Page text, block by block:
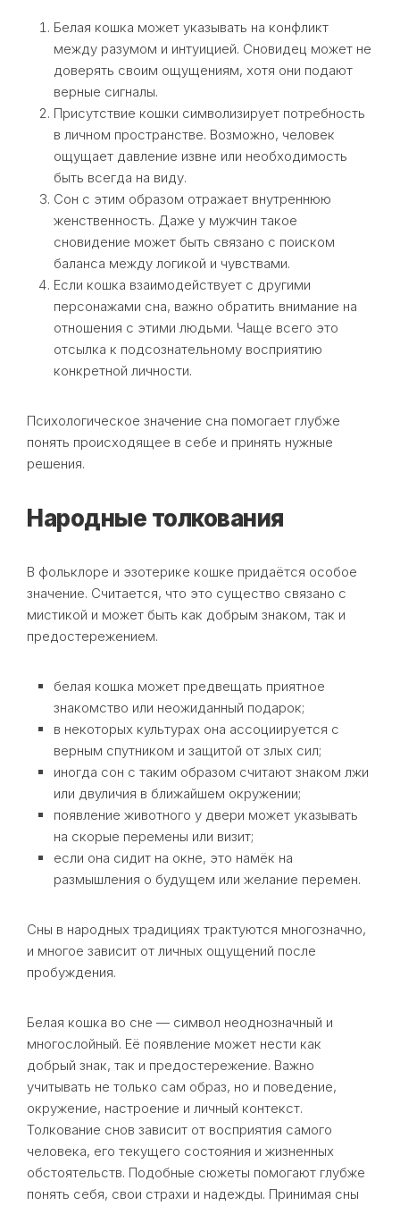
Белая кошка может указывать на конфликт
между разумом и интуицией. Сновидец может не
доверять своим ощущениям, хотя они подают
верные сигналы.
Присутствие кошки символизирует потребность
в личном пространстве. Возможно, человек
ощущает давление извне или необходимость
быть всегда на виду.
Сон с этим образом отражает внутреннюю
женственность. Даже у мужчин такое
сновидение может быть связано с поиском
баланса между логикой и чувствами.
Если кошка взаимодействует с другими
персонажами сна, важно обратить внимание на
отношения с этими людьми. Чаще всего это
отсылка к подсознательному восприятию
конкретной личности.
Психологическое значение сна помогает глубже
понять происходящее в себе и принять нужные
решения.
Народные толкования
В фольклоре и эзотерике кошке придаётся особое
значение. Считается, что это существо связано с
мистикой и может быть как добрым знаком, так и
предостережением.
белая кошка может предвещать приятное
знакомство или неожиданный подарок;
в некоторых культурах она ассоциируется с
верным спутником и защитой от злых сил;
иногда сон с таким образом считают знаком лжи
или двуличия в ближайшем окружении;
появление животного у двери может указывать
на скорые перемены или визит;
если она сидит на окне, это намёк на
размышления о будущем или желание перемен.
Сны в народных традициях трактуются многозначно,
и многое зависит от личных ощущений после
пробуждения.
Белая кошка во сне — символ неоднозначный и
многослойный. Её появление может нести как
добрый знак, так и предостережение. Важно
учитывать не только сам образ, но и поведение,
окружение, настроение и личный контекст.
Толкование снов зависит от восприятия самого
человека, его текущего состояния и жизненных
обстоятельств. Подобные сюжеты помогают глубже
понять себя, свои страхи и надежды. Принимая сны